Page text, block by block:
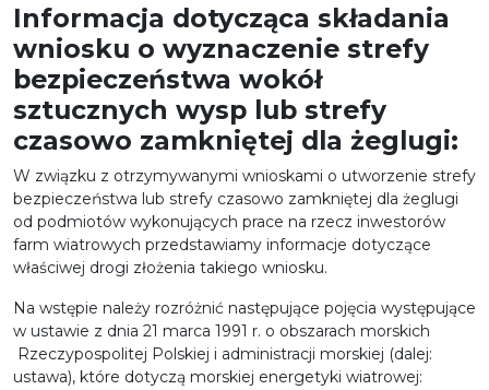
Informacja dotycząca składania
wniosku o wyznaczenie strefy
bezpieczeństwa wokół
sztucznych wysp lub strefy
czasowo zamkniętej dla żeglugi:
W związku z otrzymywanymi wnioskami o utworzenie strefy
bezpieczeństwa lub strefy czasowo zamkniętej dla żeglugi
od podmiotów wykonujących prace na rzecz inwestorów
farm wiatrowych przedstawiamy informacje dotyczące
właściwej drogi złożenia takiego wniosku.
Na wstępie należy rozróżnić następujące pojęcia występujące
w ustawie z dnia 21 marca 1991 r. o obszarach morskich
Rzeczypospolitej Polskiej i administracji morskiej (dalej:
ustawa), które dotyczą morskiej energetyki wiatrowej: